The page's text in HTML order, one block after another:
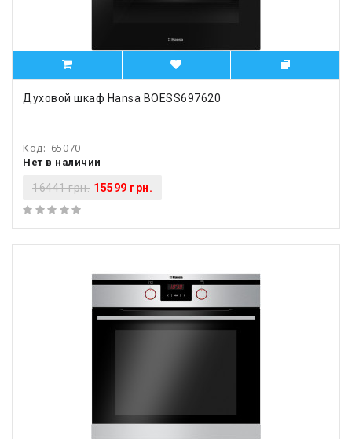
Духовой шкаф Hansa BOESS697620
Код: 65070
Нет в наличии
16441 грн. 15599 грн.